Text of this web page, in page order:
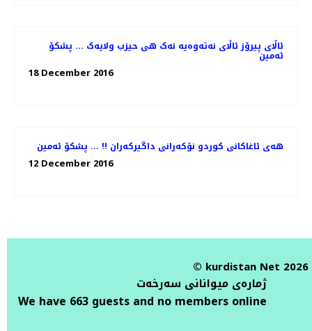
ئاڵای پیرۆز ئاڵای نەتەوەیە نەک هی حیزب ولایەک ... پشکۆ
ئەمین
18 December 2016
هەی ئاغاکانی کوردو نۆکەرانی داگیرکەران !! ... پشکۆ ئەمین
12 December 2016
© kurdistan Net 2026
ژمارەی میوانانی سەرخەت
We have 663 guests and no members online